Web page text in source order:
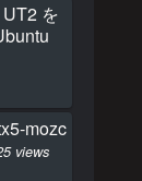
を
mozc
views